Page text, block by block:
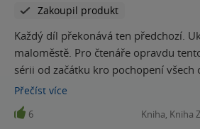
leccos schovala, takže další díl určitě
Zakoupil produkt
Každý díl překonává ten předchozí.
maloměstě. Pro čtenáře opravdu
sérii od začátku kro pochopení všech
nicméně dá se to i vyčíst, neboť
připomenout aniž by to odvádělo
děje
Přečíst více
6 Kniha, Kniha